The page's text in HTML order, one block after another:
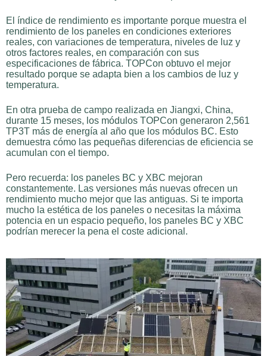
El índice de rendimiento es importante porque muestra el
rendimiento de los paneles en condiciones exteriores
reales, con variaciones de temperatura, niveles de luz y
otros factores reales, en comparación con sus
especificaciones de fábrica. TOPCon obtuvo el mejor
resultado porque se adapta bien a los cambios de luz y
temperatura.
En otra prueba de campo realizada en Jiangxi, China,
durante 15 meses, los módulos TOPCon generaron 2,561
TP3T más de energía al año que los módulos BC. Esto
demuestra cómo las pequeñas diferencias de eficiencia se
acumulan con el tiempo.
Pero recuerda: los paneles BC y XBC mejoran
constantemente. Las versiones más nuevas ofrecen un
rendimiento mucho mejor que las antiguas. Si te importa
mucho la estética de los paneles o necesitas la máxima
potencia en un espacio pequeño, los paneles BC y XBC
podrían merecer la pena el coste adicional.